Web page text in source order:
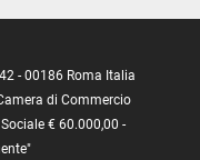
- 00186 Roma Italia
di Commercio
€ 60.000,00 -